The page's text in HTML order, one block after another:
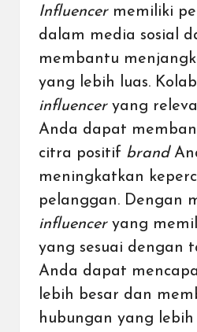
Influencermemiliki
dalam media sosial
membantu
yang lebih luas.
influencer yang
Anda dapat
citra positif brand
meningkatkan
pelanggan. Dengan
influencer yang
yang sesuai dengan
Anda dapat
lebih besar dan
hubungan yang